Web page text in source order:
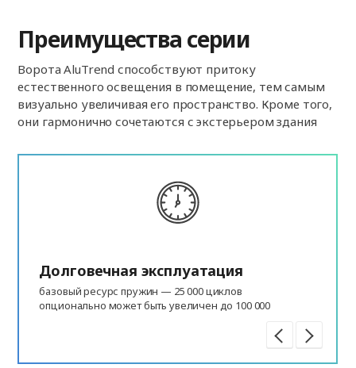
Преимущества серии
Ворота AluTrend способствуют притоку
естественного освещения в помещение, тем самым
визуально увеличивая его пространство. Кроме того,
они гармонично сочетаются с экстерьером здания
Долговечная эксплуатация
базовый ресурс пружин — 25 000 циклов
опционально может быть увеличен до 100 000